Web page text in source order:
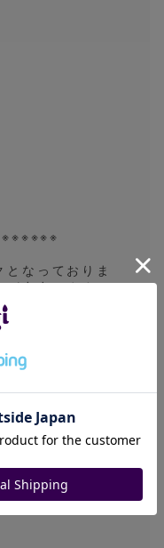
なっておりま
が存在しますの
ません。ご理解
価にて記載する
る為ご遠慮くだ
ません。
考がない場合は
参考にさせて頂